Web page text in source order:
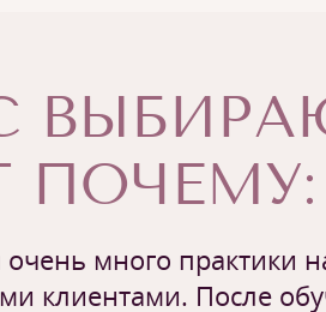
ПОЧЕМУ:
много практики
клиентами. После